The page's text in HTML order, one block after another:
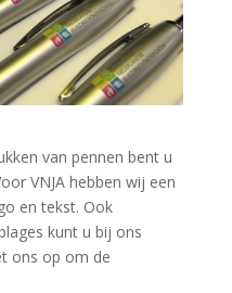
van pennen bent u
VNJA hebben wij een
en tekst. Ook
kunt u bij ons
ons op om de